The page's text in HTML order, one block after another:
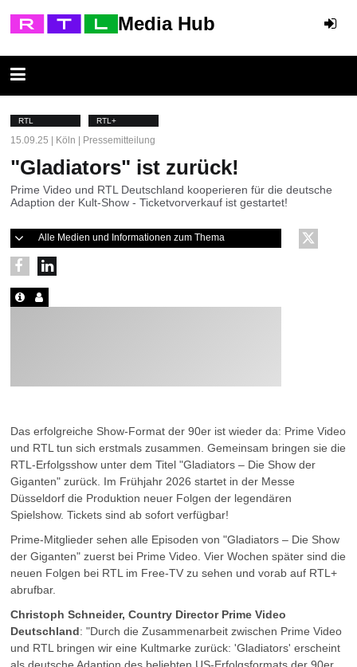
Media Hub
RTL RTL+
15.09.25 | Köln | Pressemitteilung
"Gladiators" ist zurück!
Prime Video und RTL Deutschland kooperieren für die deutsche
Adaption der Kult-Show - Ticketvorverkauf ist gestartet!
Alle Medien und Informationen zum Thema
Das erfolgreiche Show-Format der 90er ist wieder da: Prime Video
und RTL tun sich erstmals zusammen. Gemeinsam bringen sie die
RTL-Erfolgsshow unter dem Titel "Gladiators – Die Show der
Giganten" zurück. Im Frühjahr 2026 startet in der Messe
Düsseldorf die Produktion neuer Folgen der legendären
Spielshow. Tickets sind ab sofort verfügbar!
Prime-Mitglieder sehen alle Episoden von "Gladiators – Die Show
der Giganten" zuerst bei Prime Video. Vier Wochen später sind die
neuen Folgen bei RTL im Free-TV zu sehen und vorab auf RTL+
abrufbar.
Christoph Schneider, Country Director Prime Video
Deutschland: "Durch die Zusammenarbeit zwischen Prime Video
und RTL bringen wir eine Kultmarke zurück: 'Gladiators' erscheint